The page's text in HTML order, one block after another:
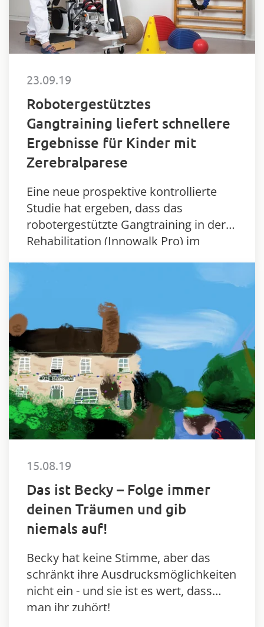
23.09.19
Robotergestütztes
Gangtraining liefert schnellere
Ergebnisse für Kinder mit
Zerebralparese
Eine neue prospektive kontrollierte
Studie hat ergeben, dass das
robotergestützte Gangtraining in der
Rehabilitation (Innowalk Pro) im
15.08.19
Das ist Becky – Folge immer
deinen Träumen und gib
niemals auf!
Becky hat keine Stimme, aber das
schränkt ihre Ausdrucksmöglichkeiten
nicht ein - und sie ist es wert, dass
man ihr zuhört!